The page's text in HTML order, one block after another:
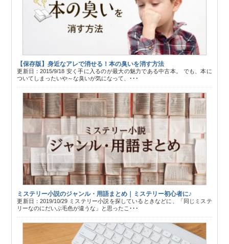
【保存版】身近なアレで消せる！本の臭いを消す方法
更新日：2015/9/18 安く手に入るのが最大の魅力である中古本。 でも、本に
ついてしまったいや～な臭いが気になって、･･･
ミステリー小説のジャンル・用語まとめ｜ミステリー初心者に♪
更新日：2019/10/29 ミステリー小説を探しているときなどに、「同じミステ
リーなのにだいぶ毛色が違うな」と思ったこ･･･